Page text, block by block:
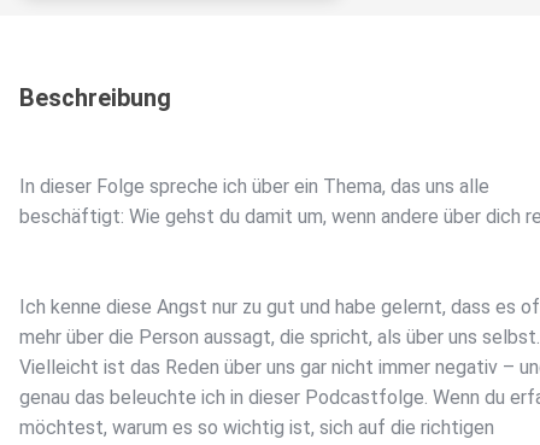
Beschreibung
In dieser Folge spreche ich über ein Thema, das uns alle
beschäftigt: Wie gehst du damit um, wenn andere über dich
Ich kenne diese Angst nur zu gut und habe gelernt, dass es
mehr über die Person aussagt, die spricht, als über uns selbst.
Vielleicht ist das Reden über uns gar nicht immer negativ –
genau das beleuchte ich in dieser Podcastfolge. Wenn du
möchtest, warum es so wichtig ist, sich auf die richtigen